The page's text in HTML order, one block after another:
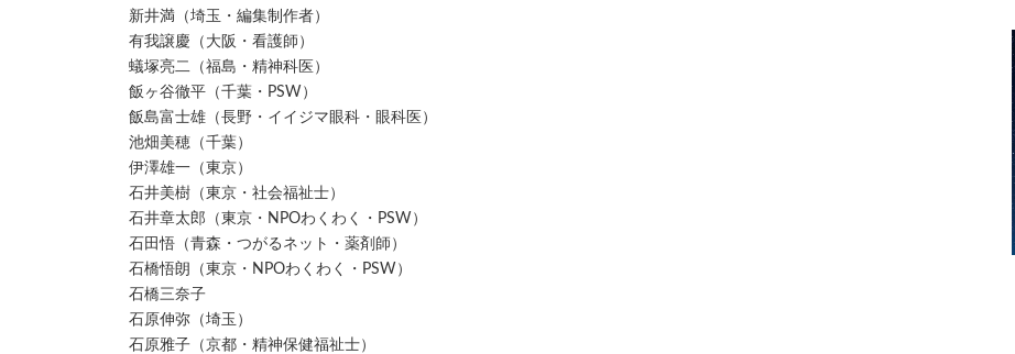
新井満（埼玉・編集制作者）
有我譲慶（大阪・看護師）
蟻塚亮二（福島・精神科医）
飯ヶ谷徹平（千葉・PSW）
飯島富士雄（長野・イイジマ眼科・眼科医）
池畑美穂（千葉）
伊澤雄一（東京）
石井美樹（東京・社会福祉士）
石井章太郎（東京・NPOわくわく・PSW）
石田悟（青森・つがるネット・薬剤師）
石橋悟朗（東京・NPOわくわく・PSW）
石橋三奈子
石原伸弥（埼玉）
石原雅子（京都・精神保健福祉士）